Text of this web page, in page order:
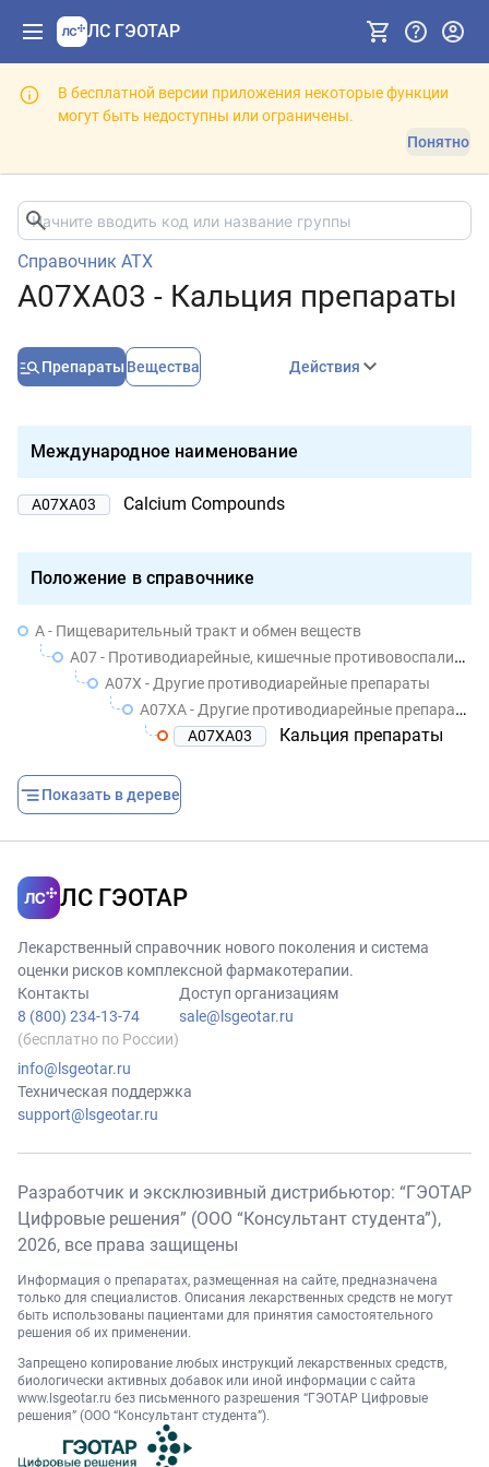
ЛС ГЭОТАР
В бесплатной версии приложения некоторые функции
могут быть недоступны или ограничены.
Понятно
Справочник АТХ
A07XA03 - Кальция препараты
Препараты Вещества Действия
Международное наименование
A07XA03 Calcium Compounds
Положение в справочнике
A - Пищеварительный тракт и обмен веществ
A07 - Противодиарейные, кишечные противовоспалительные / противомикробные препараты
A07X - Другие противодиарейные препараты
A07XA - Другие противодиарейные препараты
A07XA03
Кальция препараты
Показать в дереве
ЛС ГЭОТАР
Лекарственный справочник нового поколения и система
оценки рисков комплексной фармакотерапии.
Контакты
8 (800) 234-13-74
(бесплатно по России)
info@lsgeotar.ru
Доступ организациям
sale@lsgeotar.ru
Техническая поддержка
support@lsgeotar.ru
Разработчик и эксклюзивный дистрибьютор: “ГЭОТАР
Цифровые решения” (ООО “Консультант студента”),
2026, все права защищены
Информация о препаратах, размещенная на сайте, предназначена
только для специалистов. Описания лекарственных средств не могут
быть использованы пациентами для принятия самостоятельного
решения об их применении.
Запрещено копирование любых инструкций лекарственных средств,
биологически активных добавок или иной информации с сайта
www.lsgeotar.ru без письменного разрешения “ГЭОТАР Цифровые
решения” (ООО “Консультант студента”).